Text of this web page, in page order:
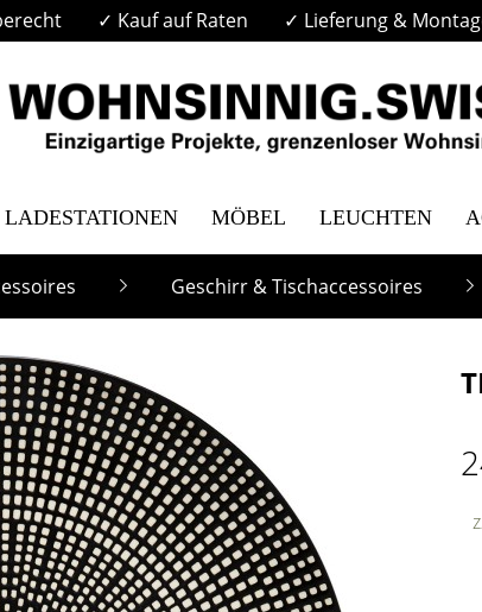
✓ Kauf auf Raten ✓ Lieferung &
LADESTATIONEN MÖBEL LEUCHTEN
Geschirr & Tischaccessoires